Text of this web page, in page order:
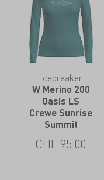
Icebreaker
W Merino 200
Oasis LS
Crewe Sunrise
Summit
CHF 95.00